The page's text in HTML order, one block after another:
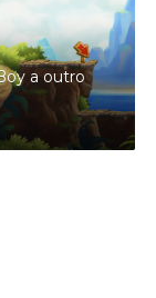
a outro